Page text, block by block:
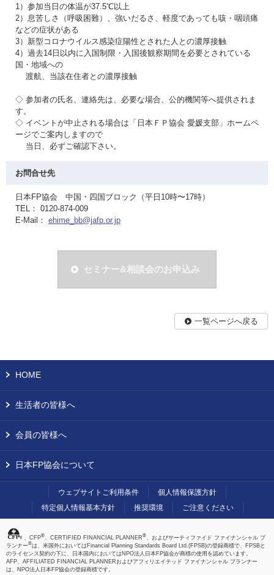
1）参加当日の体温が37.5℃以上
2）息苦しさ（呼吸困難）、強いだるさ、軽度であっても咳・咽頭痛
などの症状がある
3）新型コロナウイルス感染症陽性とされた人との濃厚接触
4）過去14日以内に入国制限・入国後観察期間を必要とされている
国・地域への
渡航、当該在住者との濃厚接触
◇ 参加者の氏名、連絡先は、必要な場合、公的機関等へ提供されま
す。
◇ イベントが中止される場合は「日本ＦＰ協会 愛媛支部」ホームペ
ージでご案内しますので
当日、必ずご確認下さい。
お問合せ先
日本FP協会 中国・四国ブロック（平日10時〜17時）
TEL： 0120-874-009
E-Mail： ehime_bb@jafp.or.jp
セミナー&相談会のお申込み
一覧ページへ戻る
HOME
生活者の皆様へ
会員の皆様へ
日本FP協会について
ウェブサイトご利用条件
個人情報保護方針
特定個人情報基本方針
推奨環境 ご注意ください
、CFP®、CERTIFIED FINANCIAL PLANNER®、およびサーティファイド ファイナンシャル プ
ランナー®は、米国外においてはFinancial Planning Standards Board Ltd.(FPSB)の登録商標で、FPSBと
のライセンス契約の下に、日本国内においてはNPO法人日本FP協会が商標の使用を認めています。
AFP、AFFILIATED FINANCIAL PLANNERおよびアフィリエイテッド ファイナンシャル プランナー
は、NPO法人日本FP協会の登録商標です。